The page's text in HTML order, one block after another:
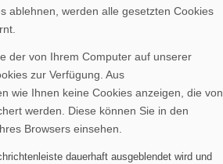
ablehnen, werden alle gesetzten Cookies
der von Ihrem Computer auf unserer
zur Verfügung. Aus
wie Ihnen keine Cookies anzeigen, die von
werden. Diese können Sie in den
Browsers einsehen.
dauerhaft ausgeblendet wird und